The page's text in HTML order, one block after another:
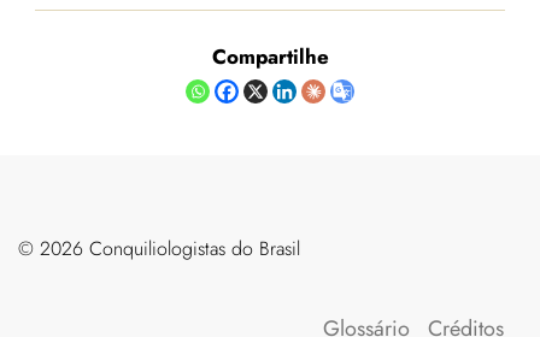
Compartilhe
©️ 2026 Conquiliologistas do Brasil
Glossário Créditos